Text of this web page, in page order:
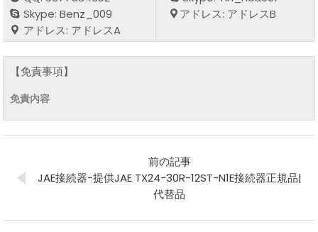
Skype: Benz_009
アドレス: アドレスA
アドレス: アドレスB
【免責事項】
免責内容
前の記事
JAE接続器-提供JAE TX24-30R-12ST-N1E接続器正規品|
代替品